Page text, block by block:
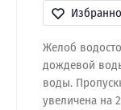
Желоб
дождевой
воды.
увеличена на